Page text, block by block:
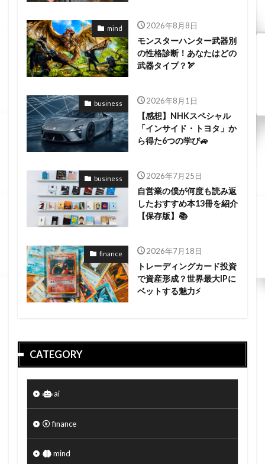
mind 2026年8月8日
モンスターハンター武器別
の性格診断！あなたはどの
武器タイプ？🏹
business 2026年8月1日
【感想】NHKスペシャル
「インサイド・トヨタ」か
ら得た6つの学び🚙
business 2026年7月25日
自営業の僕が何度も読み返
したおすすめ本13冊を紹介
【保存版】📚
finance 2026年7月18日
トレーディングカード投資
で資産形成？世界最大IPに
ベットする魅力⚡
CATEGORY
ai
finance
mind